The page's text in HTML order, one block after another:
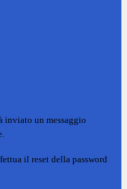
inviato un messaggio
il reset della password